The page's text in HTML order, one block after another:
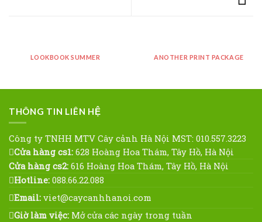
LOOKBOOK SUMMER ANOTHER PRINT PACKAGE
THÔNG TIN LIÊN HỆ
Công ty TNHH MTV Cây cảnh Hà Nội MST: 010.557.3223
Cửa hàng cs1: 628 Hoàng Hoa Thám, Tây Hồ, Hà Nội
Cửa hàng cs2: 616 Hoàng Hoa Thám, Tây Hồ, Hà Nội
Hotline: 088.66.22.088
Email: viet@caycanhhanoi.com
Giờ làm việc: Mở cửa các ngày trong tuần